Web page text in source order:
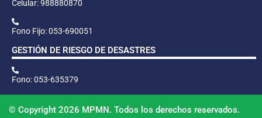
Celular: 988880870
Fono Fijo: 053-690051
GESTIÓN DE RIESGO DE DESASTRES
Fono: 053-635379
© Copyright 2026 MPMN. Todos los derechos reservados.